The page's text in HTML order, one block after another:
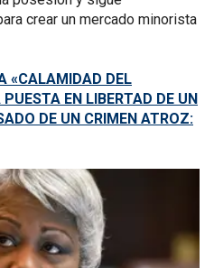
crear un mercado minorista
«CALAMIDAD DEL
EN LIBERTAD DE UN
DE UN CRIMEN ATROZ: